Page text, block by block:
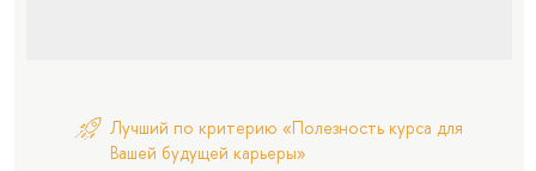
Лучший по критерию «Полезность курса для
Вашей будущей карьеры»